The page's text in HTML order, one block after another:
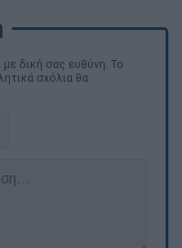
δική σας ευθύνη. Το
σχόλια θα